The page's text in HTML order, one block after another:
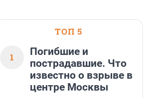
ТОП 5
1
Погибшие и
пострадавшие. Что
известно о взрыве в
центре Москвы